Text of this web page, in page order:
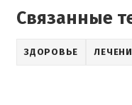
Связанные
ЗДОРОВЬЕ